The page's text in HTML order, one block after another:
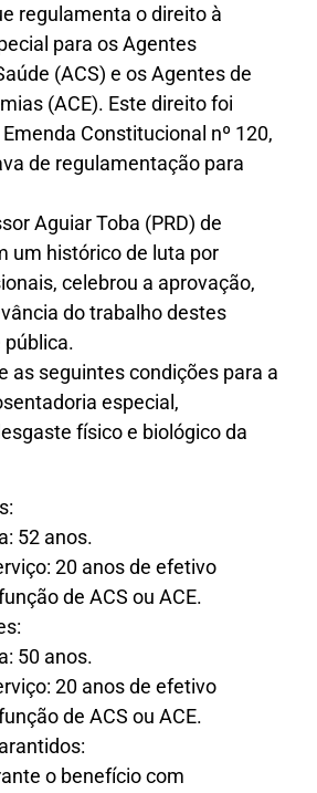
regulamenta o direito à
para os Agentes
(ACS) e os Agentes de
(ACE). Este direito foi
Constitucional nº 120,
de regulamentação para
Aguiar Toba (PRD) de
um histórico de luta por
celebrou a aprovação,
do trabalho destes
pública.
as seguintes condições para a
especial,
físico e biológico da
52 anos.
20 anos de efetivo
de ACS ou ACE.
50 anos.
20 anos de efetivo
de ACS ou ACE.
o benefício com